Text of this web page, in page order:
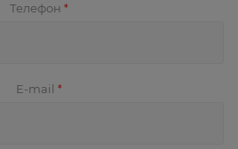
Телефон *
E-mail *